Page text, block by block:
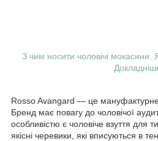
З чим носити чоловічі мокасини.
Rosso Avangard — це мануфактурне
Бренд має повагу до чоловічої
особливістю є чоловіче взуття для
якісні черевики, які вписуються в